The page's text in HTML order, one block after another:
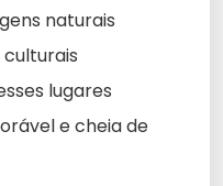
naturais
lugares
e cheia de